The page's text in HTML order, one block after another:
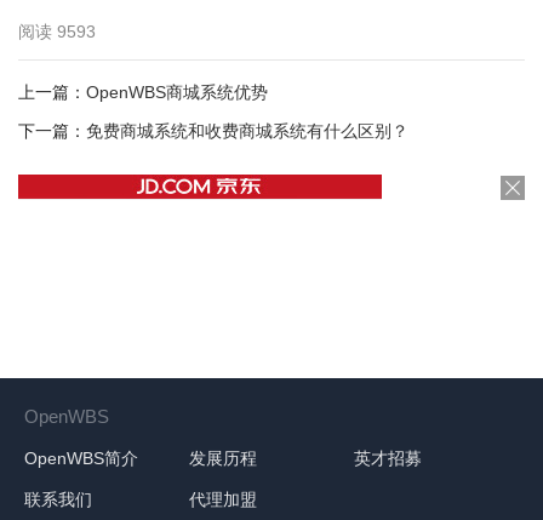
阅读 9593
上一篇： OpenWBS商城系统优势
下一篇： 免费商城系统和收费商城系统有什么区别？
OpenWBS
OpenWBS简介 发展历程 英才招募
联系我们 代理加盟